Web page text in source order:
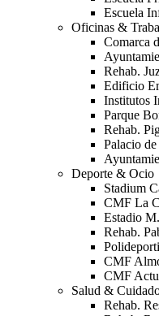
Escuela
Oficinas &
Comarca
Rehab.
Edificio
Institutos
Parque
Rehab.
Palacio
Deporte & Ocio
Stadium
CMF La
Estadio
Rehab.
CMF
CMF
Salud &
Rehab.